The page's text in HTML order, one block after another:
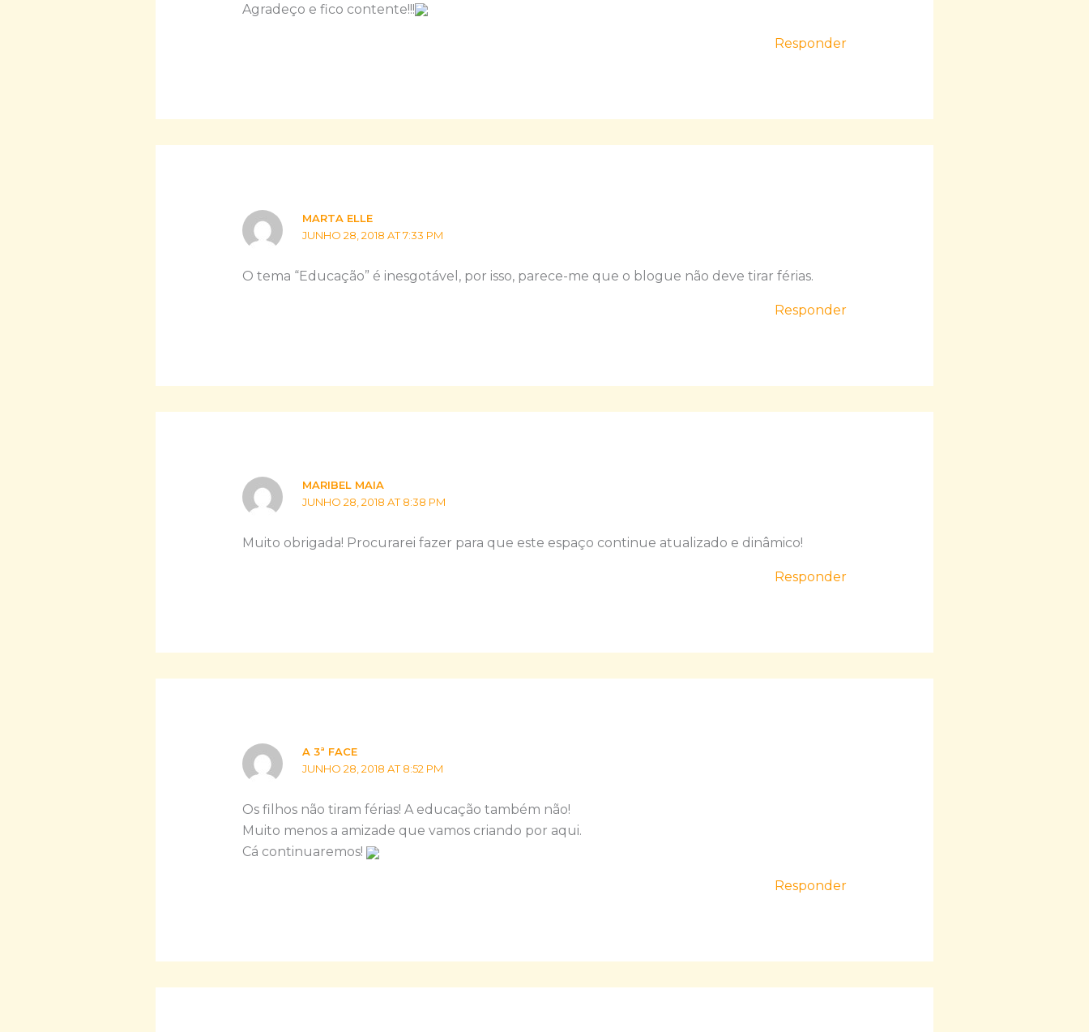
Agradeço e fico contente!!!
Responder
MARTA ELLE
JUNHO 28, 2018 AT 7:33 PM
O tema “Educação” é inesgotável, por isso, parece-me que o blogue não deve tirar férias.
Responder
MARIBEL MAIA
JUNHO 28, 2018 AT 8:38 PM
Muito obrigada! Procurarei fazer para que este espaço continue atualizado e dinâmico!
Responder
A 3ª FACE
JUNHO 28, 2018 AT 8:52 PM
Os filhos não tiram férias! A educação também não!
Muito menos a amizade que vamos criando por aqui.
Cá continuaremos!
Responder